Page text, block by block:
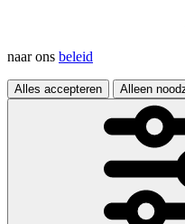
naar ons beleid
Alles accepteren Alleen